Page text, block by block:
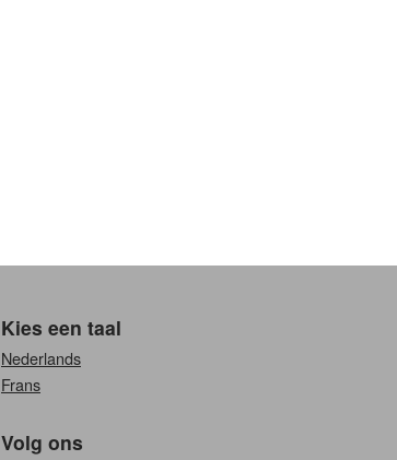
Kies een taal
Nederlands
Frans
Volg ons